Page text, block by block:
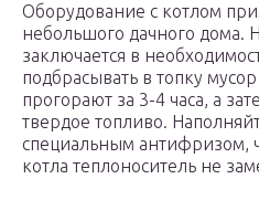
Оборудование с котлом
небольшого дачного дома.
заключается в
подбрасывать в топку
прогорают за 3-4 часа, а
твердое топливо.
специальным антифризом,
котла теплоноситель не